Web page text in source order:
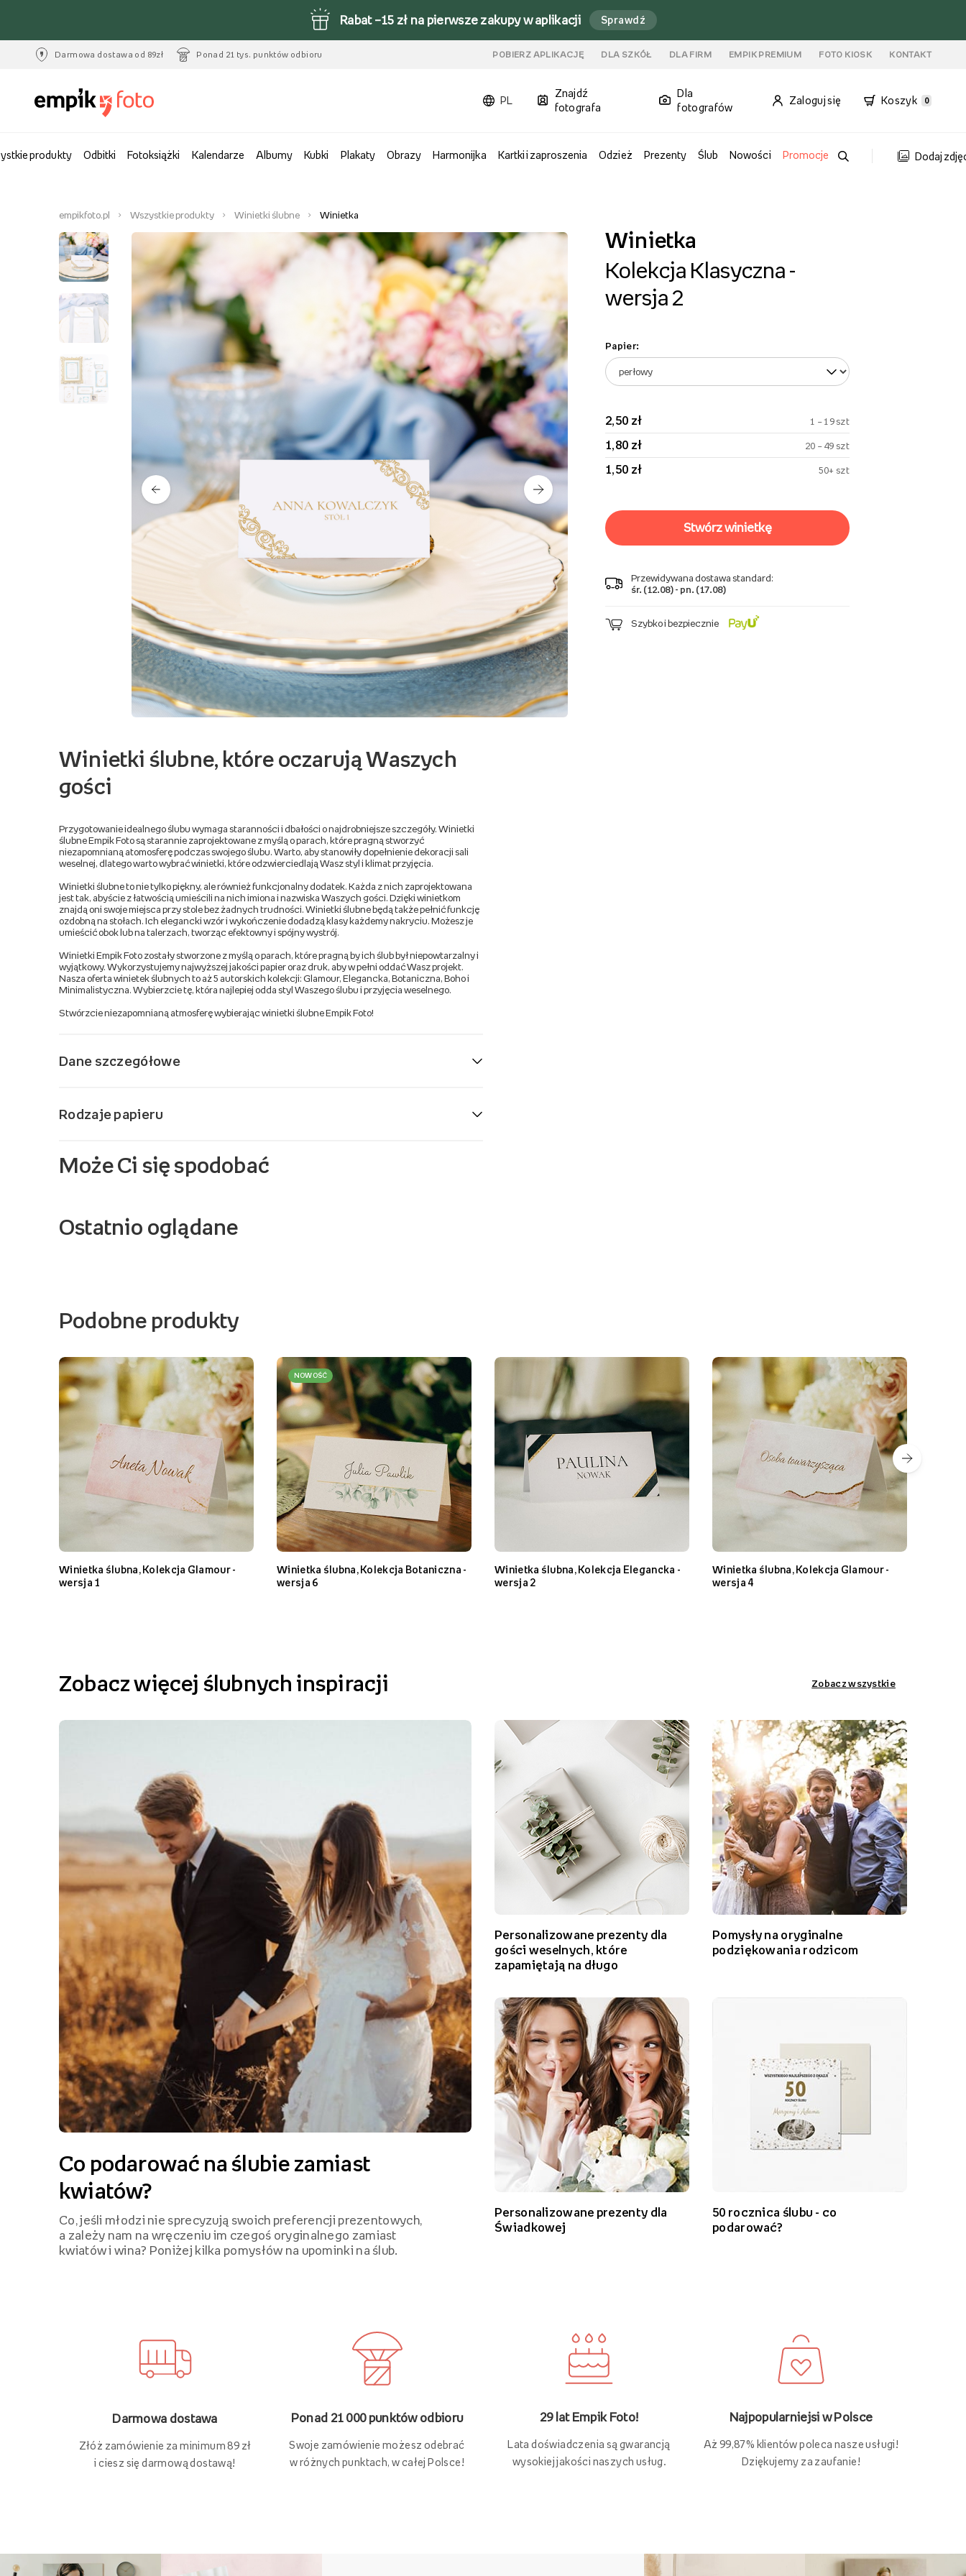
Rabat –15 zł na pierwsze zakupy w aplikacji Sprawdź
Darmowa dostawa od 89zł Ponad 21 tys. punktów odbioru POBIERZ APLIKACJĘ DLA SZKÓŁ DLA FIRM EMPIK PREMIUM FOTO KIOSK KONTAKT
PL
Znajdź
fotografa
Dla
fotografów
Zaloguj się Koszyk 0
produkty Odbitki Fotoksiążki Kalendarze Albumy Kubki Plakaty Obrazy Harmonijka Kartki i zaproszenia Odzież Prezenty Ślub Nowości Promocje Dodaj
empikfoto.pl Wszystkie produkty Winietki ślubne Winietka
Winietka
Kolekcja Klasyczna -
wersja 2
Papier:
2,50 zł 1 – 19 szt
1,80 zł 20 – 49 szt
1,50 zł 50+ szt
stwórz winietkę
Przewidywana dostawa standard:
śr. (12.08) - pn. (17.08)
Szybko i bezpiecznie
Winietki ślubne, które oczarują Waszych
gości
Przygotowanie idealnego ślubu wymaga staranności i dbałości o najdrobniejsze szczegóły. Winietki
ślubne Empik Foto są starannie zaprojektowane z myślą o parach, które pragną stworzyć
niezapomnianą atomosferę podczas swojego ślubu. Warto, aby stanowiły dopełnienie dekoracji sali
weselnej, dlatego warto wybrać winietki, które odzwierciedlają Wasz styl i klimat przyjęcia.
Winietki ślubne to nie tylko piękny, ale również funkcjonalny dodatek. Każda z nich zaprojektowana
jest tak, abyście z łatwością umieścili na nich imiona i nazwiska Waszych gości. Dzięki winietkom
znajdą oni swoje miejsca przy stole bez żadnych trudności. Winietki ślubne będą także pełnić funkcję
ozdobną na stołach. Ich elegancki wzór i wykończenie dodadzą klasy każdemy nakryciu. Możesz je
umieścić obok lub na talerzach, tworząc efektowny i spójny wystrój.
Winietki Empik Foto zostały stworzone z myślą o parach, które pragną by ich ślub był niepowtarzalny i
wyjątkowy. Wykorzystujemy najwyższej jakości papier oraz druk, aby w pełni oddać Wasz projekt.
Nasza oferta winietek ślubnych to aż 5 autorskich kolekcji: Glamour, Elegancka, Botaniczna, Boho i
Minimalistyczna. Wybierzcie tę, która najlepiej odda styl Waszego ślubu i przyjęcia weselnego.
Stwórzcie niezapomnianą atmosferę wybierając winietki ślubne Empik Foto!
Dane szczegółowe
Rodzaje papieru
Może Ci się spodobać
Ostatnio oglądane
Podobne produkty
Winietka ślubna, Kolekcja Glamour -
wersja 1
NOWOŚĆ
Winietka ślubna, Kolekcja Botaniczna -
wersja 6
Winietka ślubna, Kolekcja Elegancka -
wersja 2
Winietka ślubna, Kolekcja Glamour -
wersja 4
Zobacz więcej ślubnych inspiracji Zobacz wszystkie
Co podarować na ślubie zamiast
kwiatów?
Co, jeśli młodzi nie sprecyzują swoich preferencji prezentowych,
a zależy nam na wręczeniu im czegoś oryginalnego zamiast
kwiatów i wina? Poniżej kilka pomysłów na upominki na ślub.
Personalizowane prezenty dla
gości weselnych, które
zapamiętają na długo
Pomysły na oryginalne
podziękowania rodzicom
Personalizowane prezenty dla
Świadkowej
50 rocznica ślubu - co
podarować?
Darmowa dostawa
Złóż zamówienie za minimum 89 zł
i ciesz się darmową dostawą!
Ponad 21 000 punktów odbioru
Swoje zamówienie możesz odebrać
w różnych punktach, w całej Polsce!
29 lat Empik Foto!
Lata doświadczenia są gwarancją
wysokiej jakości naszych usług.
Najpopularniejsi w Polsce
Aż 99,87% klientów poleca nasze usługi!
Dziękujemy za zaufanie!